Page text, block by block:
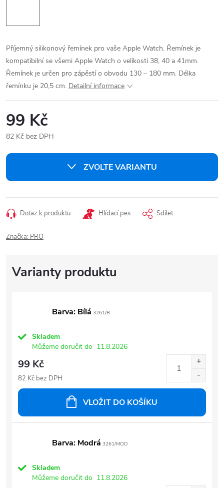
Příjemný silikonový řemínek pro vaše Apple Watch. Řemínek je
kompatibilní se všemi Apple Watch o velikosti 38, 40 a 41mm.
Řemínek je určen pro zápěstí o obvodu 130 – 180 mm. Délka
řemínku je 20,5 cm. Detailní informace
99 Kč
82 Kč bez DPH
cena:
ZVOLTE VARIANTU
Dotaz k produktu Hlídací pes Sdílet
Značka: PRO
Barva: Bílá 3261/B
Skladem
Můžeme doručit do 11.8.2026
99 Kč
82 Kč bez DPH
VLOŽIT DO KOŠÍKU
Barva: Modrá 3261/MOD
Skladem
Můžeme doručit do 11.8.2026